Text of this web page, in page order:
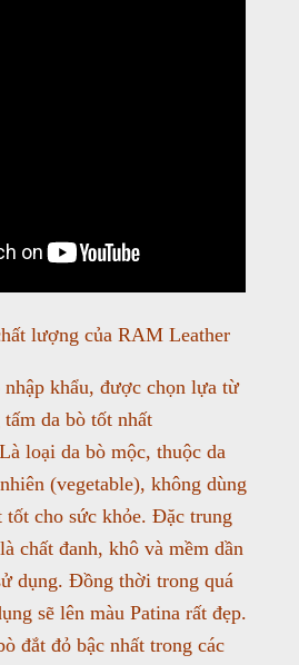
lượng của RAM Leather
khẩu, được chọn lựa từ
da bò tốt nhất
loại da bò mộc, thuộc da
(vegetable), không dùng
tốt cho sức khỏe. Đặc trung
chất đanh, khô và mềm dần
dụng. Đồng thời trong quá
sẽ lên màu Patina rất đẹp.
đắt đỏ bậc nhất trong các